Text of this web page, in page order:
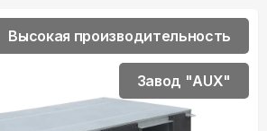
Высокая производительность
Завод "AUX"